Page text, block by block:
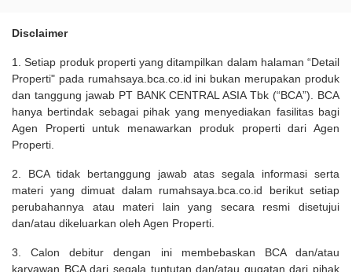
Disclaimer
1. Setiap produk properti yang ditampilkan dalam halaman “Detail
Properti" pada rumahsaya.bca.co.id ini bukan merupakan produk
dan tanggung jawab PT BANK CENTRAL ASIA Tbk (“BCA”). BCA
hanya bertindak sebagai pihak yang menyediakan fasilitas bagi
Agen Properti untuk menawarkan produk properti dari Agen
Properti.
2. BCA tidak bertanggung jawab atas segala informasi serta
materi yang dimuat dalam rumahsaya.bca.co.id berikut setiap
perubahannya atau materi lain yang secara resmi disetujui
dan/atau dikeluarkan oleh Agen Properti.
3. Calon debitur dengan ini membebaskan BCA dan/atau
karyawan BCA dari segala tuntutan dan/atau gugatan dari pihak